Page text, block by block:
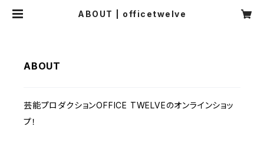
ABOUT | officetwelve
ABOUT
芸能プロダクションOFFICE TWELVEのオンラインショッ
プ！